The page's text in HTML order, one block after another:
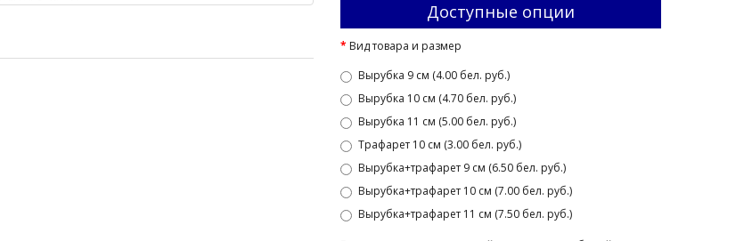
Доступные опции
Вид товара и размер
Вырубка 9 см (4.00 бел. руб.)
Вырубка 10 см (4.70 бел. руб.)
Вырубка 11 см (5.00 бел. руб.)
Трафарет 10 см (3.00 бел. руб.)
Вырубка+трафарет 9 см (6.50 бел. руб.)
Вырубка+трафарет 10 см (7.00 бел. руб.)
Вырубка+трафарет 11 см (7.50 бел. руб.)